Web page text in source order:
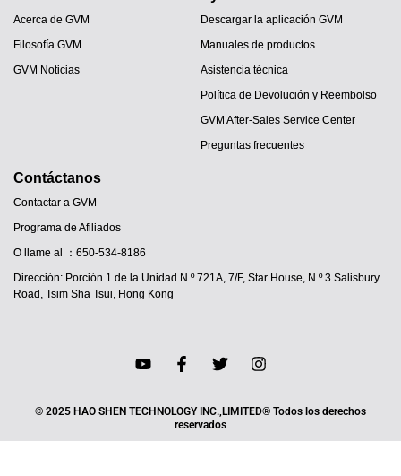
Acerca de GVM
Filosofía GVM
GVM Noticias
Descargar la aplicación GVM
Manuales de productos
Asistencia técnica
Política de Devolución y Reembolso
GVM After-Sales Service Center
Preguntas frecuentes
Contáctanos
Contactar a GVM
Programa de Afiliados
O llame al ：650-534-8186
Dirección: Porción 1 de la Unidad N.º 721A, 7/F, Star House, N.º 3 Salisbury
Road, Tsim Sha Tsui, Hong Kong
© 2025 HAO SHEN TECHNOLOGY INC.,LIMITED® Todos los derechos
reservados